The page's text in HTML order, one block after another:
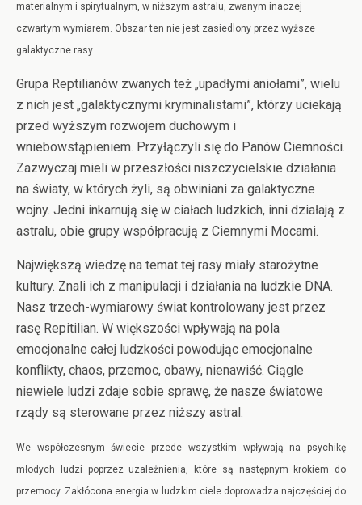
materialnym i spirytualnym, w niższym astralu, zwanym inaczej
czwartym wymiarem. Obszar ten nie jest zasiedlony przez wyższe
galaktyczne rasy.
Grupa Reptilianów zwanych też „upadłymi aniołami”, wielu
z nich jest „galaktycznymi kryminalistami”, którzy uciekają
przed wyższym rozwojem duchowym i
wniebowstąpieniem. Przyłączyli się do Panów Ciemności.
Zazwyczaj mieli w przeszłości niszczycielskie działania
na światy, w których żyli, są obwiniani za galaktyczne
wojny. Jedni inkarnują się w ciałach ludzkich, inni działają z
astralu, obie grupy współpracują z Ciemnymi Mocami.
Największą wiedzę na temat tej rasy miały starożytne
kultury. Znali ich z manipulacji i działania na ludzkie DNA.
Nasz trzech-wymiarowy świat kontrolowany jest przez
rasę Repitilian. W większości wpływają na pola
emocjonalne całej ludzkości powodując emocjonalne
konflikty, chaos, przemoc, obawy, nienawiść. Ciągle
niewiele ludzi zdaje sobie sprawę, że nasze światowe
rządy są sterowane przez niższy astral.
We współczesnym świecie przede wszystkim wpływają na psychikę
młodych ludzi poprzez uzależnienia, które są następnym krokiem do
przemocy. Zakłócona energia w ludzkim ciele doprowadza najczęściej do